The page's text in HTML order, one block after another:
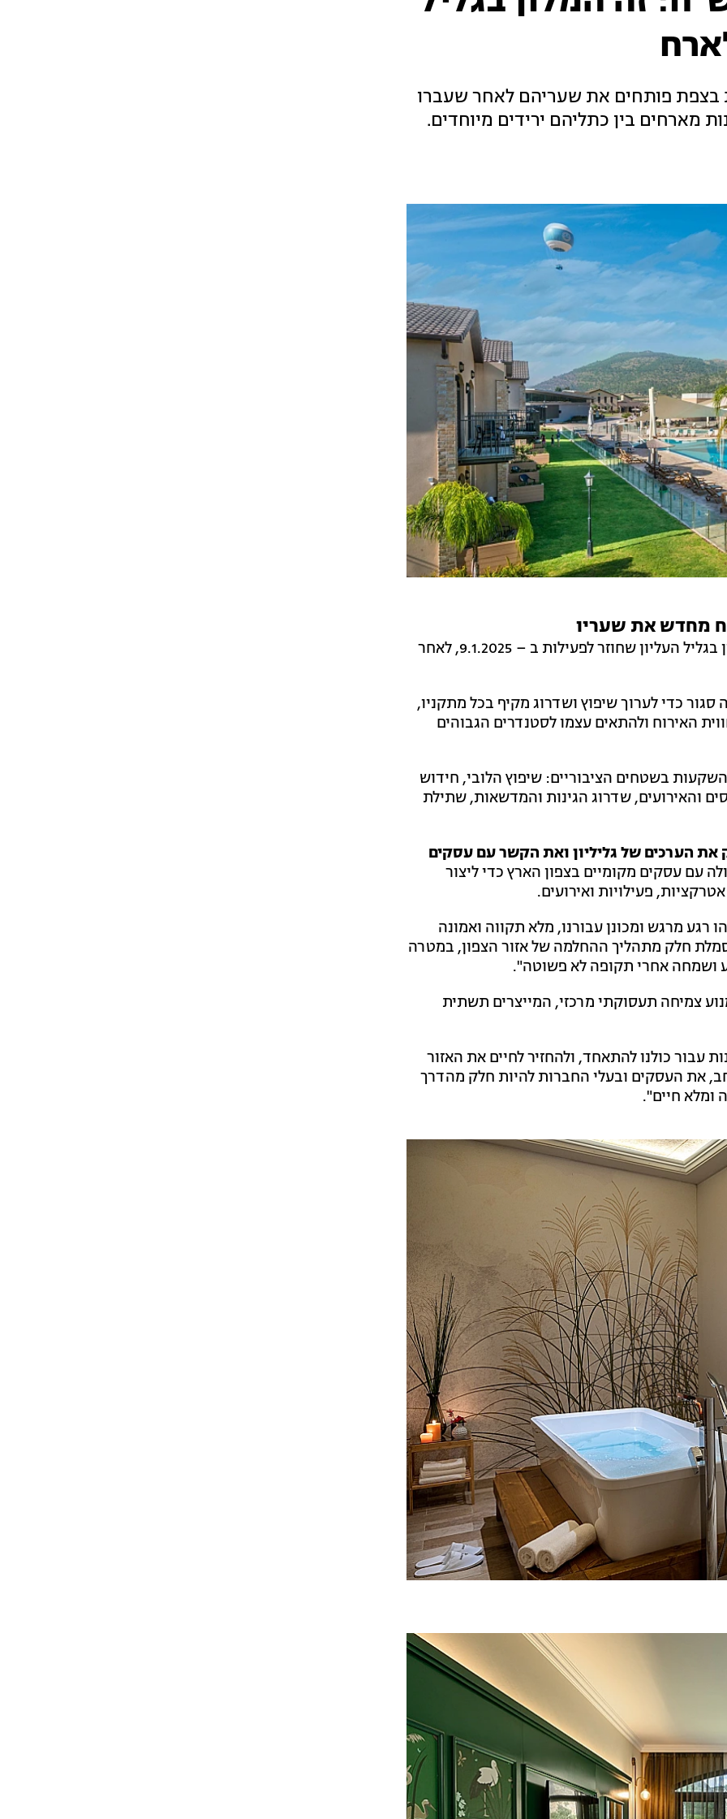
בצפת פותחים את שעריהם לאחר שעברו
מארחים בין כתליהם ירידים מיוחדים.
מחדש את שעריו
הממוקם בעמק החולה, הינו המלון הראשון בגליל העליון שחוזר לפעילות ב – 9.1.2025, לאחר
כדי לערוך שיפוץ ושדרוג מקיף בכל מתקניו,
האירוח ולהתאים עצמו לסטנדרים הגבוהים
בשטחים הציבוריים: שיפוץ הלובי, חידוש
והאירועים, שדרוג הגינות והמדשאות, שתילת
את הערכים של גליליון ואת הקשר עם עסקים
עם עסקים מקומיים בצפון הארץ כדי ליצור
פעילויות ואירועים.
רגע מרגש ומכונן עבורנו, מלא תקווה ואמונה
חלק מתהליך ההחלמה של אזור הצפון, במטרה
ושמחה אחרי תקופה לא פשוטה".
מנוע צמיחה תעסוקתי מרכזי, המייצרים תשתית
עבור כולנו להתאחד, ולהחזיר לחיים את האזור
את העסקים ובעלי החברות להיות חלק מהדרך
ומלא חיים".